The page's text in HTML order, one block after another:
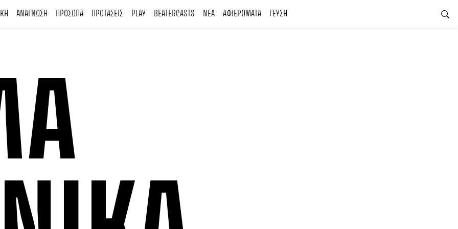
ΑΝΑΓΝΩΣΗ ΠΡΟΣΩΠΑ ΠΡΟΤΑΣΕΙΣ PLAY BEATERCASTS ΝΕΑ ΑΦΙΕΡΩΜΑΤΑ ΓΕΥΣΗ